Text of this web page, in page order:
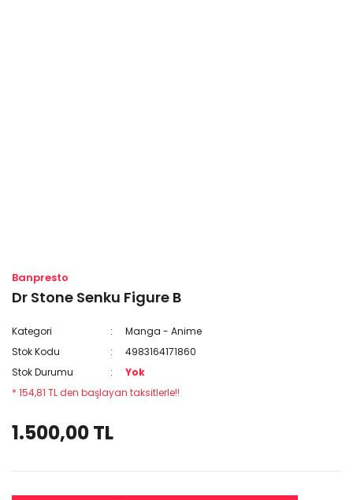
Banpresto
Dr Stone Senku Figure B
Kategori
Manga - Anime
Stok Kodu
4983164171860
Stok Durumu
Yok
* 154,81 TL den başlayan taksitlerle!!
1.500,00 TL